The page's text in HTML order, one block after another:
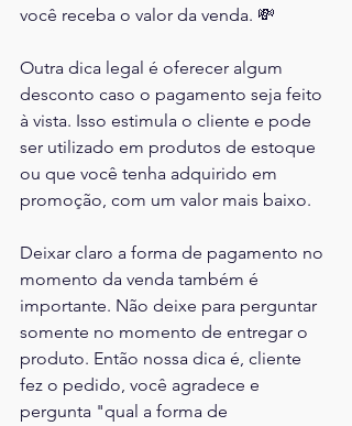
você receba o valor da venda. 💸
Outra dica legal é oferecer algum
desconto caso o pagamento seja feito
à vista. Isso estimula o cliente e pode
ser utilizado em produtos de estoque
ou que você tenha adquirido em
promoção, com um valor mais baixo.
Deixar claro a forma de pagamento no
momento da venda também é
importante. Não deixe para perguntar
somente no momento de entregar o
produto. Então nossa dica é, cliente
fez o pedido, você agradece e
pergunta "qual a forma de